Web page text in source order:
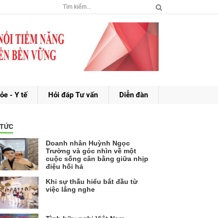
- Y tế Hỏi đáp Tư vấn Diễn đàn
Doanh nhân Huỳnh Ngọc
Trường và góc nhìn về một
cuộc sống cân bằng giữa nhịp
điệu hối hả
Khi sự thấu hiểu bắt đầu từ
việc lắng nghe